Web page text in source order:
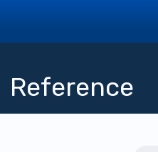
Reference